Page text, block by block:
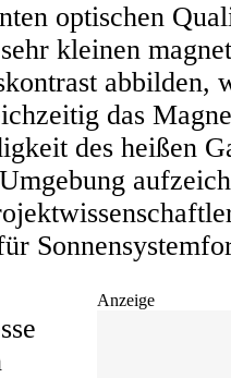
optischen
kleinen
abbilden,
das
des heißen
Anzeige